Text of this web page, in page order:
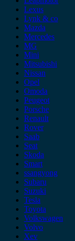
Lexus
Lynk & co
Mazda
Mercedes
MG
Mini
Mitsubishi
Nissan
Opel
Omoda
Peugeot
Porsche
Renault
Rover
Saab
Seat
Skoda
Smart
ssangyong
Subaru
Suzuki
Tesla
Toyota
Volkswagen
Volvo
Xev